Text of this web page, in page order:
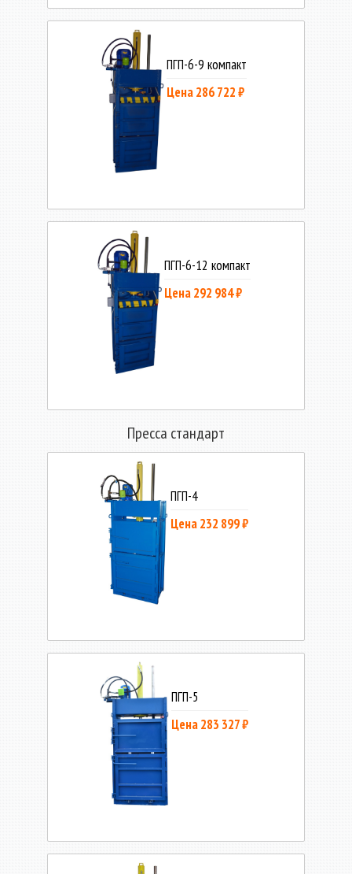
ПГП-6-9 компакт
Цена 286 722 ₽
ПГП-6-12 компакт
Цена 292 984 ₽
Пресса стандарт
ПГП-4
Цена 232 899 ₽
ПГП-5
Цена 283 327 ₽